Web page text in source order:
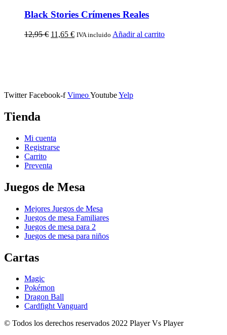
Black Stories Crímenes Reales
12,95€ 11,65 € IVA incluido Añadir al carrito
Twitter Facebook-f VimeoYoutubeYelp
Tienda
Mi cuenta
Registrarse
Carrito
Preventa
Juegos de Mesa
Mejores Juegos de Mesa
Juegos de mesa Familiares
Juegos de mesa para 2
Juegos de mesa para niños
Cartas
Magic
Pokémon
Dragon Ball
Cardfight Vanguard
© Todos los derechos reservados 2022 Player Vs Player